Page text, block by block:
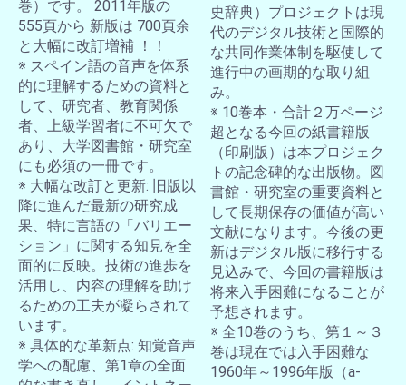
巻）です。 2011年版の
555頁から 新版は 700頁余
と大幅に改訂増補 ！！
※ スペイン語の音声を体系
的に理解するための資料と
して、研究者、教育関係
者、上級学習者に不可欠で
あり、大学図書館・研究室
にも必須の一冊です。
※ 大幅な改訂と更新: 旧版以
降に進んだ最新の研究成
果、特に言語の「バリエー
ション」に関する知見を全
面的に反映。技術の進歩を
活用し、内容の理解を助け
るための工夫が凝らされて
います。
※ 具体的な革新点: 知覚音声
学への配慮、第1章の全面
史辞典）プロジェクトは現
代のデジタル技術と国際的
な共同作業体制を駆使して
進行中の画期的な取り組
み。
※ 10巻本・合計２万ページ
超となる今回の紙書籍版
（印刷版）は本プロジェク
トの記念碑的な出版物。図
書館・研究室の重要資料と
して長期保存の価値が高い
文献になります。今後の更
新はデジタル版に移行する
見込みで、今回の書籍版は
将来入手困難になることが
予想されます。
※ 全10巻のうち、第１～３
巻は現在では入手困難な
1960年～1996年版（a-